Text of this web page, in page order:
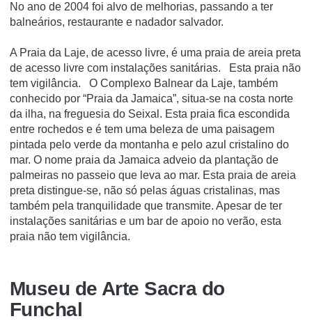
No ano de 2004 foi alvo de melhorias, passando a ter
balneários, restaurante e nadador salvador.
A Praia da Laje, de acesso livre, é uma praia de areia preta
de acesso livre com instalações sanitárias. Esta praia não
tem vigilância. O Complexo Balnear da Laje, também
conhecido por “Praia da Jamaica”, situa-se na costa norte
da ilha, na freguesia do Seixal. Esta praia fica escondida
entre rochedos e é tem uma beleza de uma paisagem
pintada pelo verde da montanha e pelo azul cristalino do
mar. O nome praia da Jamaica adveio da plantação de
palmeiras no passeio que leva ao mar. Esta praia de areia
preta distingue-se, não só pelas águas cristalinas, mas
também pela tranquilidade que transmite. Apesar de ter
instalações sanitárias e um bar de apoio no verão, esta
praia não tem vigilância.
Museu de Arte Sacra do
Funchal